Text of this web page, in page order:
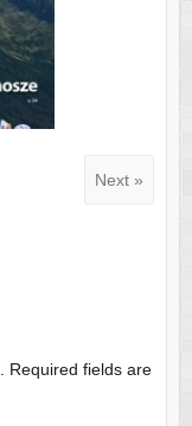
Next »
Required fields are